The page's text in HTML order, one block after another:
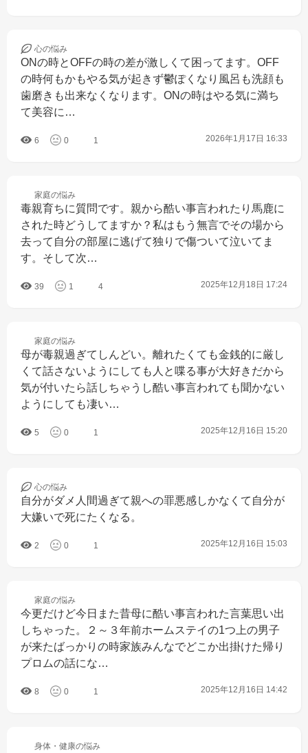
心の悩み
ONの時とOFFの時の差が激しくて困ってます。OFF
の時何もかもやる気が起きず鬱ぽくなり風呂も洗顔も
歯磨きも出来なくなります。ONの時はやる気に満ち
て美容に…
6 0 1 2026年1月17日 16:33
家庭の悩み
毒親育ちに質問です。親から酷い事言われたり馬鹿に
された時どうしてますか？私はもう無言でその場から
去って自分の部屋に逃げて独りで傷ついて泣いてま
す。そして次…
39 1 4 2025年12月18日 17:24
家庭の悩み
母が毒親過ぎてしんどい。離れたくても金銭的に厳し
くて話さないようにしても人と喋る事が大好きだから
気が付いたら話しちゃうし酷い事言われても聞かない
ようにしても凄い…
5 0 1 2025年12月16日 15:20
心の悩み
自分がダメ人間過ぎて親への罪悪感しかなくて自分が
大嫌いで死にたくなる。
2 0 1 2025年12月16日 15:03
家庭の悩み
今更だけど今日また昔母に酷い事言われた言葉思い出
しちゃった。２～３年前ホームステイの1つ上の男子
が来たばっかりの時家族みんなでどこか出掛けた帰り
プロムの話にな…
8 0 1 2025年12月16日 14:42
身体・健康の悩み